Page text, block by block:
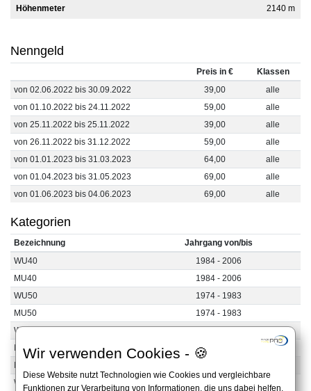
Wir verwenden Cookies - 🍪
Diese Website nutzt Technologien wie Cookies und vergleichbare
Funktionen zur Verarbeitung von Informationen, die uns dabei helfen,
Höhenmeter 2140 m
Nenngeld
Preis in €
Klassen
von 02.06.2022 bis 30.09.2022
39,00
alle
von 01.10.2022 bis 24.11.2022
59,00
alle
von 25.11.2022 bis 25.11.2022
39,00
alle
von 26.11.2022 bis 31.12.2022
59,00
alle
von 01.01.2023 bis 31.03.2023
64,00
alle
von 01.04.2023 bis 31.05.2023
69,00
alle
von 01.06.2023 bis 04.06.2023
69,00 alle
Kategorien
Bezeichnung
Jahrgang von/bis
WU40
1984 - 2006
MU40
1984 - 2006
WU50
1974 - 1983
MU50
1974 - 1983
WU60
MU60
1964 - 1973
WÜ60
1903 - 1963